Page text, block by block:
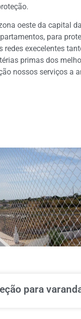
oeste da capital
para
redes execelentes
primas dos
nossos serviços a
para